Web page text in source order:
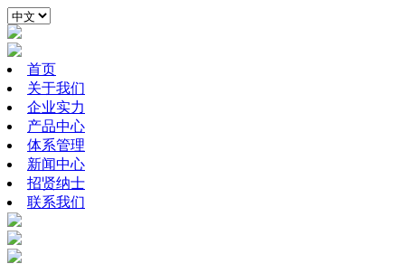
首页
关于我们
企业实力
产品中心
体系管理
新闻中心
招贤纳士
联系我们